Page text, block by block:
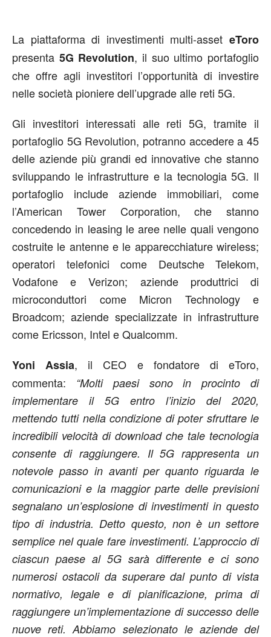
La piattaforma di investimenti multi-asset eToro
presenta 5G Revolution, il suo ultimo portafoglio
che offre agli investitori l’opportunità di investire
nelle società pioniere dell’upgrade alle reti 5G.
Gli investitori interessati alle reti 5G, tramite il
portafoglio 5G Revolution, potranno accedere a 45
delle aziende più grandi ed innovative che stanno
sviluppando le infrastrutture e la tecnologia 5G. Il
portafoglio include aziende immobiliari, come
l’American Tower Corporation, che stanno
concedendo in leasing le aree nelle quali vengono
costruite le antenne e le apparecchiature wireless;
operatori telefonici come Deutsche Telekom,
Vodafone e Verizon; aziende produttrici di
microconduttori come Micron Technology e
Broadcom; aziende specializzate in infrastrutture
come Ericsson, Intel e Qualcomm.
Yoni Assia, il CEO e fondatore di eToro,
commenta: “Molti paesi sono in procinto di
implementare il 5G entro l’inizio del 2020,
mettendo tutti nella condizione di poter sfruttare le
incredibili velocità di download che tale tecnologia
consente di raggiungere. Il 5G rappresenta un
notevole passo in avanti per quanto riguarda le
comunicazioni e la maggior parte delle previsioni
segnalano un’esplosione di investimenti in questo
tipo di industria. Detto questo, non è un settore
semplice nel quale fare investimenti. L’approccio di
ciascun paese al 5G sarà differente e ci sono
numerosi ostacoli da superare dal punto di vista
normativo, legale e di pianificazione, prima di
raggiungere un’implementazione di successo delle
nuove reti. Abbiamo selezionato le aziende del